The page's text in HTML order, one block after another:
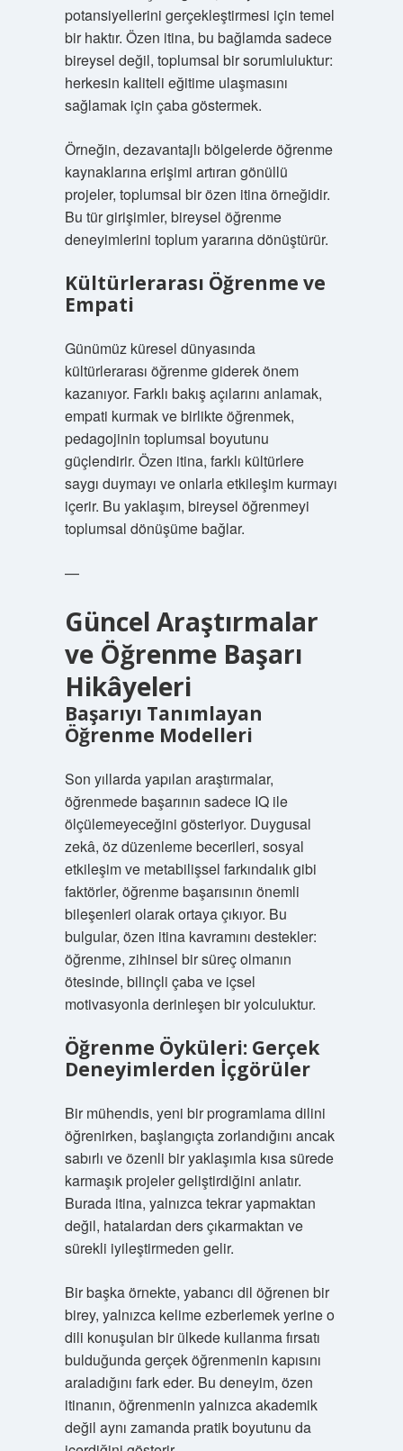
potansiyellerini gerçekleştirmesi için temel
bir haktır. Özen itina, bu bağlamda sadece
bireysel değil, toplumsal bir sorumluluktur:
herkesin kaliteli eğitime ulaşmasını
sağlamak için çaba göstermek.
Örneğin, dezavantajlı bölgelerde öğrenme
kaynaklarına erişimi artıran gönüllü
projeler, toplumsal bir özen itina örneğidir.
Bu tür girişimler, bireysel öğrenme
deneyimlerini toplum yararına dönüştürür.
Kültürlerarası Öğrenme ve
Empati
Günümüz küresel dünyasında
kültürlerarası öğrenme giderek önem
kazanıyor. Farklı bakış açılarını anlamak,
empati kurmak ve birlikte öğrenmek,
pedagojinin toplumsal boyutunu
güçlendirir. Özen itina, farklı kültürlere
saygı duymayı ve onlarla etkileşim kurmayı
içerir. Bu yaklaşım, bireysel öğrenmeyi
toplumsal dönüşüme bağlar.
—
Güncel Araştırmalar
ve Öğrenme Başarı
Hikâyeleri
Başarıyı Tanımlayan
Öğrenme Modelleri
Son yıllarda yapılan araştırmalar,
öğrenmede başarının sadece IQ ile
ölçülemeyeceğini gösteriyor. Duygusal
zekâ, öz düzenleme becerileri, sosyal
etkileşim ve metabilişsel farkındalık gibi
faktörler, öğrenme başarısının önemli
bileşenleri olarak ortaya çıkıyor. Bu
bulgular, özen itina kavramını destekler:
öğrenme, zihinsel bir süreç olmanın
ötesinde, bilinçli çaba ve içsel
motivasyonla derinleşen bir yolculuktur.
Öğrenme Öyküleri: Gerçek
Deneyimlerden İçgörüler
Bir mühendis, yeni bir programlama dilini
öğrenirken, başlangıçta zorlandığını ancak
sabırlı ve özenli bir yaklaşımla kısa sürede
karmaşık projeler geliştirdiğini anlatır.
Burada itina, yalnızca tekrar yapmaktan
değil, hatalardan ders çıkarmaktan ve
sürekli iyileştirmeden gelir.
Bir başka örnekte, yabancı dil öğrenen bir
birey, yalnızca kelime ezberlemek yerine o
dili konuşulan bir ülkede kullanma fırsatı
bulduğunda gerçek öğrenmenin kapısını
araladığını fark eder. Bu deneyim, özen
itinanın, öğrenmenin yalnızca akademik
değil aynı zamanda pratik boyutunu da